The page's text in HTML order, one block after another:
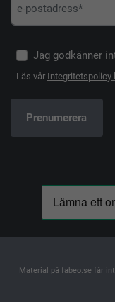
Jag godkänner
Läs vår Integritetspolicy
Material på fabeo.se får